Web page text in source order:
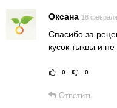
Оксана 18
Спасибо за
кусок тыквы и
Рейтинг
0 0
Ответить